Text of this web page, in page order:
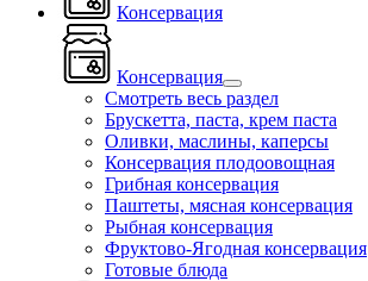
Консервация
Консервация
Смотреть весь раздел
Брускетта, паста, крем паста
Оливки, маслины, каперсы
Консервация плодоовощная
Грибная консервация
Паштеты, мясная консервация
Рыбная консервация
Фруктово-Ягодная консервация
Готовые блюда